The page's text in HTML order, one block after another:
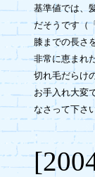
基準値では、
だそうです（
膝までの長さ
非常に恵まれ
切れ毛だらけ
お手入れ大変
なさって下さ